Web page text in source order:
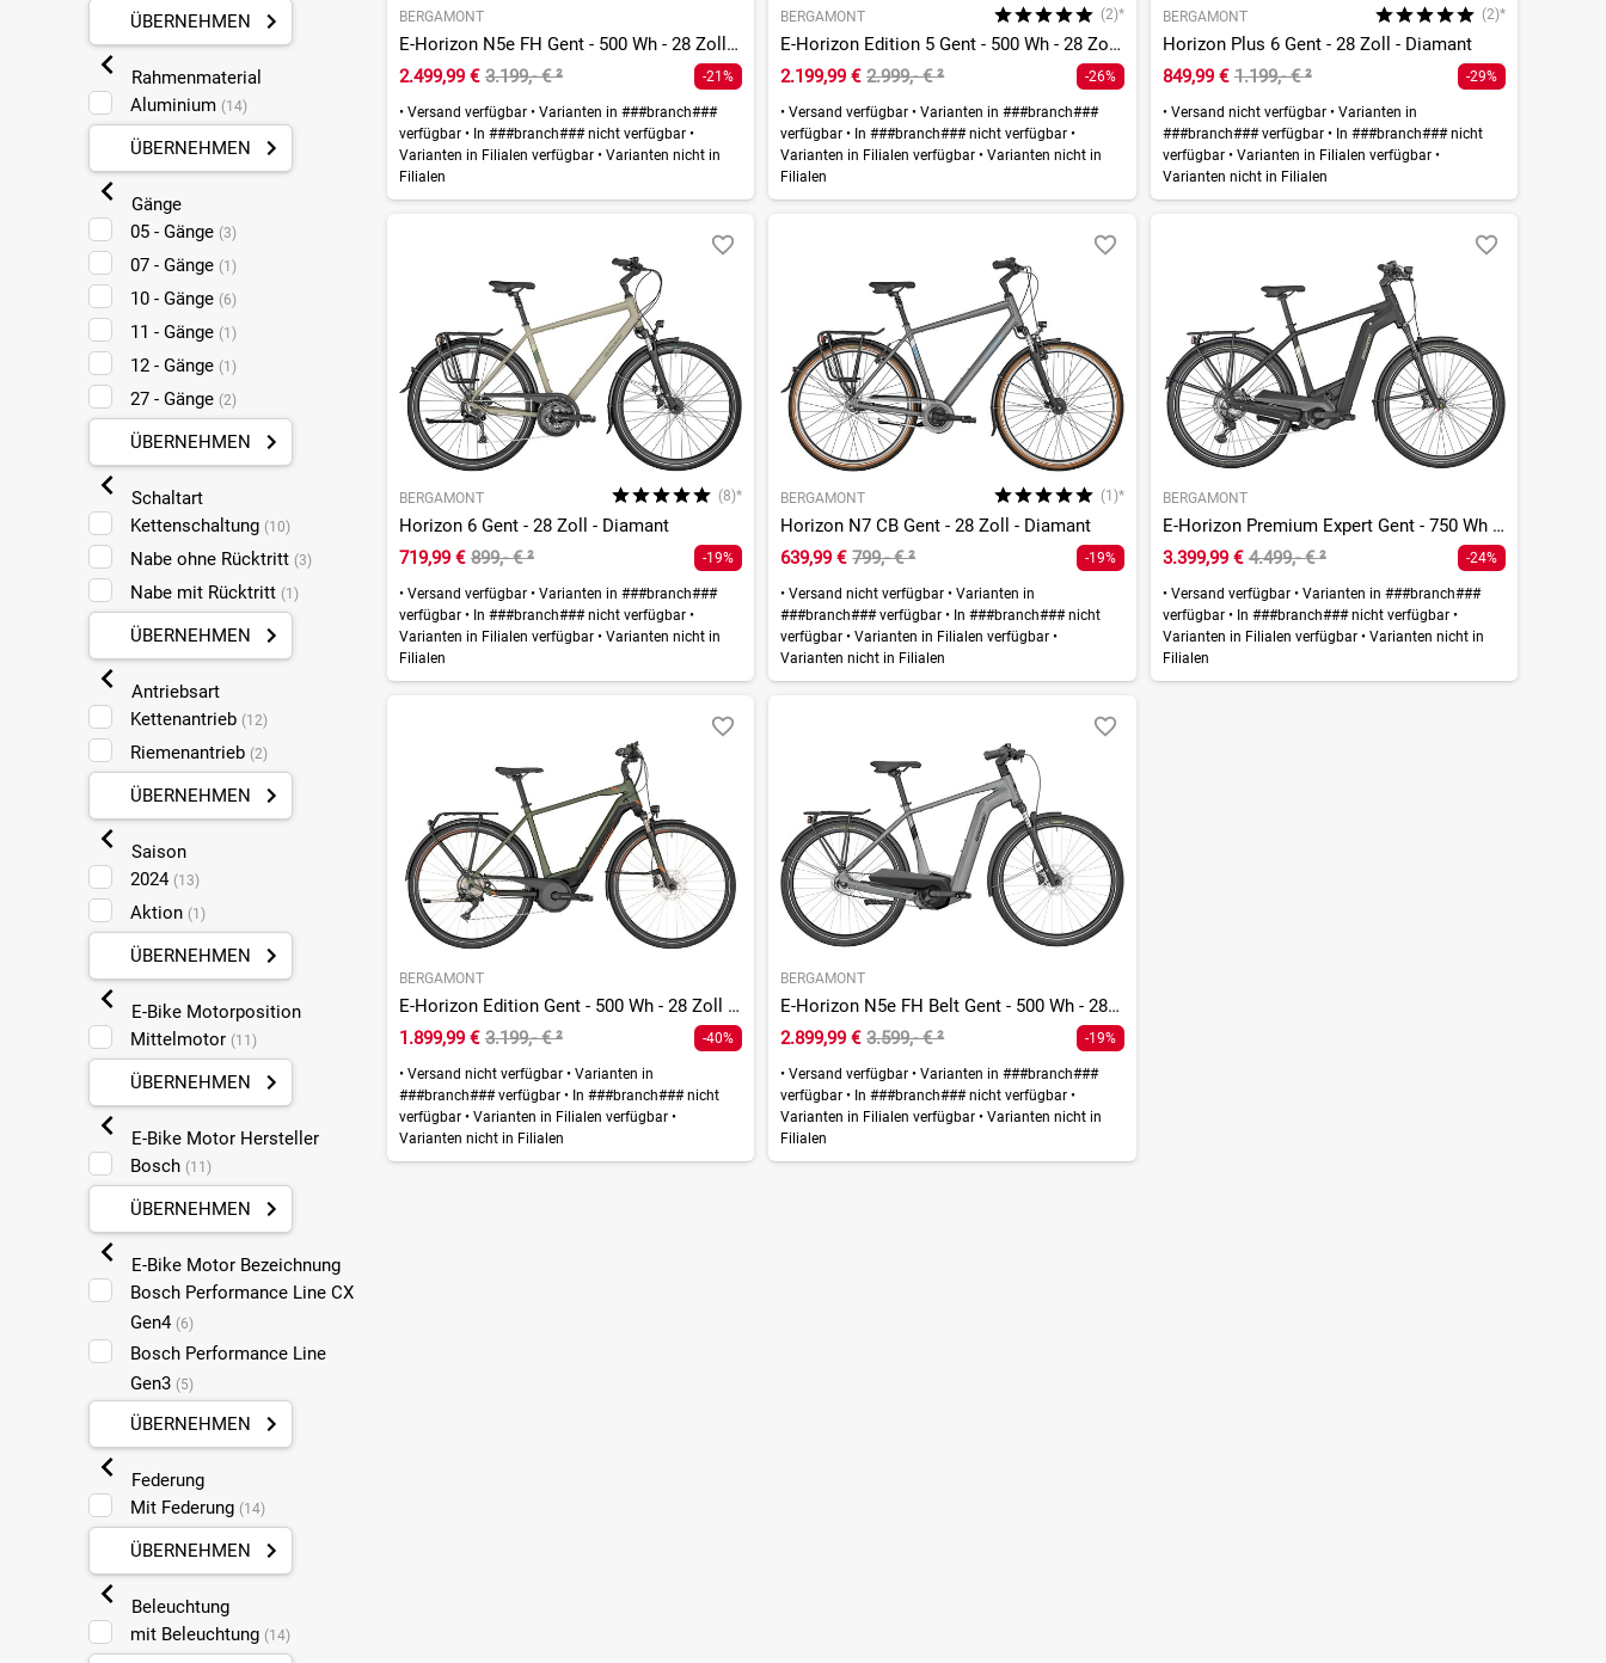
ÜBERNEHMEN
Rahmenmaterial
Aluminium (14)
ÜBERNEHMEN
Gänge
05 - Gänge (3)
07 - Gänge (1)
10 - Gänge (6)
11 - Gänge (1)
12 - Gänge (1)
27 - Gänge (2)
ÜBERNEHMEN
Schaltart
Kettenschaltung (10)
Nabe ohne Rücktritt (3)
Nabe mit Rücktritt (1)
ÜBERNEHMEN
Antriebsart
Kettenantrieb (12)
Riemenantrieb (2)
ÜBERNEHMEN
Saison
2024 (13)
Aktion (1)
ÜBERNEHMEN
E-Bike Motorposition
Mittelmotor (11)
ÜBERNEHMEN
E-Bike Motor Hersteller
Bosch (11)
ÜBERNEHMEN
E-Bike Motor Bezeichnung
Bosch Performance Line CX
Gen4 (6)
Bosch Performance Line
Gen3 (5)
ÜBERNEHMEN
Federung
Mit Federung (14)
ÜBERNEHMEN
Beleuchtung
mit Beleuchtung (14)
BERGAMONT
E-Horizon N5e FH Gent - 500 Wh - 28 Zoll - Diamant
2.499,99 € 3.199,- €² -21%
•Versand verfügbar •Varianten in ###branch###
verfügbar •In ###branch### nicht verfügbar •
Varianten in Filialen verfügbar •Varianten nicht in
Filialen
BERGAMONT (2)*
E-Horizon Edition 5 Gent - 500 Wh - 28 Zoll - Diamant
2.199,99 € 2.999,- €² -26%
• Versand verfügbar• Varianten in ###branch###
verfügbar• In ###branch### nicht verfügbar•
Varianten in Filialen verfügbar• Varianten nicht in
Filialen
BERGAMONT (2)*
Horizon Plus 6 Gent - 28 Zoll - Diamant
849,99 € 1.199,- €² -29%
•Versand nicht verfügbar •Varianten in
###branch### verfügbar •In ###branch### nicht
verfügbar •Varianten in Filialen verfügbar •
Varianten nicht in Filialen
BERGAMONT (8)*
Horizon 6 Gent - 28 Zoll - Diamant
719,99 € 899,- €² -19%
•Versand verfügbar •Varianten in ###branch###
verfügbar •In ###branch### nicht verfügbar •
Varianten in Filialen verfügbar •Varianten nicht in
Filialen
BERGAMONT (1)*
Horizon N7 CB Gent - 28 Zoll - Diamant
639,99 € 799,- €² -19%
• Versand nicht verfügbar• Varianten in
###branch### verfügbar• In ###branch### nicht
verfügbar• Varianten in Filialen verfügbar•
Varianten nicht in Filialen
BERGAMONT
E-Horizon Premium Expert Gent - 750 Wh - 28 Zoll - Diamant
3.399,99 € 4.499,- €² -24%
•Versand verfügbar •Varianten in ###branch###
verfügbar •In ###branch### nicht verfügbar •
Varianten in Filialen verfügbar •Varianten nicht in
Filialen
BERGAMONT
E-Horizon Edition Gent - 500 Wh - 28 Zoll - Diamant
1.899,99 € 3.199,- €² -40%
•Versand nicht verfügbar •Varianten in
###branch### verfügbar •In ###branch### nicht
verfügbar •Varianten in Filialen verfügbar •
Varianten nicht in Filialen
BERGAMONT
E-Horizon N5e FH Belt Gent - 500 Wh - 28 Zoll - Diamant
2.899,99 € 3.599,- €² -19%
• Versand verfügbar• Varianten in ###branch###
verfügbar• In ###branch### nicht verfügbar•
Varianten in Filialen verfügbar• Varianten nicht in
Filialen